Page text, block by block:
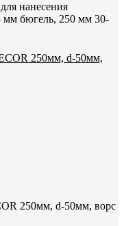
нанесения
мм бюгель, 250 мм 30-
250мм, d-50мм, ворс